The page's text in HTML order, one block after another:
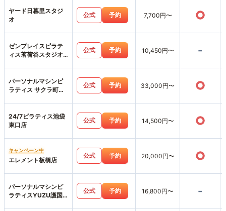
ヤード日暮里スタジ
オ
公式 予約 7,700円〜 ○
ゼンプレイスピラテ
ィス茗荷谷スタジオ
公式 予約 10,450円〜 -
パーソナルマシンピ
ラティス サクラ町屋
公式 予約 33,000円〜 ○
24/7ピラティス池袋
東口店
公式 予約 14,500円〜 ○
キャンペーン中
エレメント板橋店
公式 予約 20,000円〜 ○
パーソナルマシンピ
ラティスYUZU護国
公式 予約 16,800円〜 -